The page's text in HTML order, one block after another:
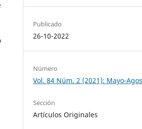
Publicado
26-10-2022
Número
Vol. 84 Núm. 2 (2021): Mayo-
Sección
Artículos Originales